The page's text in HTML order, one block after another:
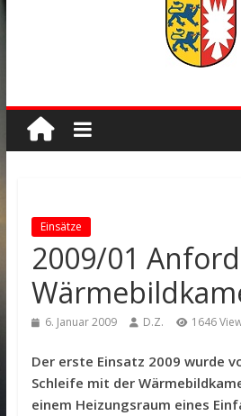
Einsätze
2009/01
6. Januar 2009 D.Z. 1646
Der erste Einsatz 2009 wurde
Schleife mit der
einem Heizungsraum eines